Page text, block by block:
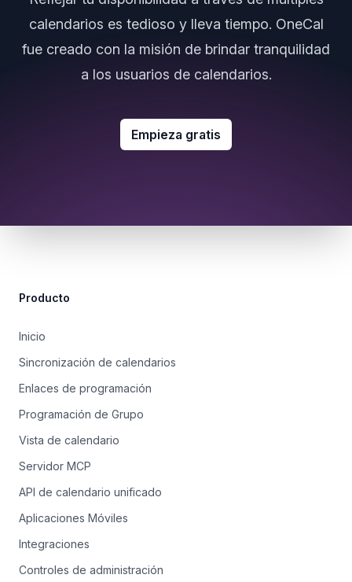
calendarios es tedioso y lleva tiempo. OneCal
fue creado con la misión de brindar tranquilidad
a los usuarios de calendarios.
Empieza gratis
Producto
Inicio
Sincronización de calendarios
Enlaces de programación
Programación de Grupo
Vista de calendario
Servidor MCP
API de calendario unificado
Aplicaciones Móviles
Integraciones
Controles de administración